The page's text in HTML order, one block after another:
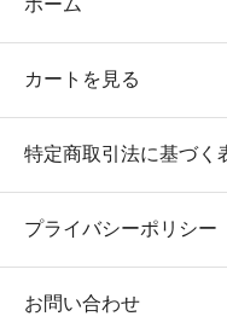
ホーム
カートを見る
特定商取引法に基づく
プライバシーポリシー
お問い合わせ